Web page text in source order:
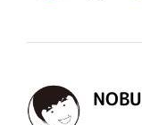
NOBU